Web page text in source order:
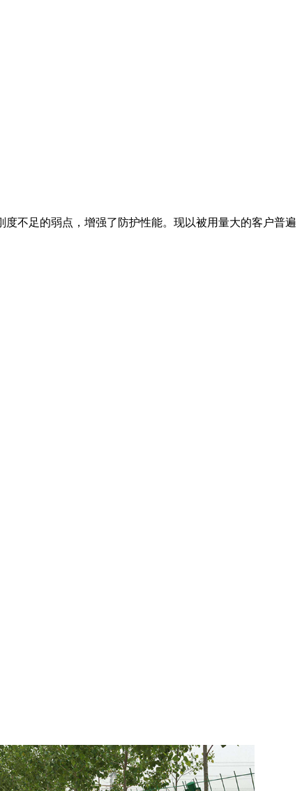
不足的弱点，增强了防护性能。现以被用量大的客户普遍